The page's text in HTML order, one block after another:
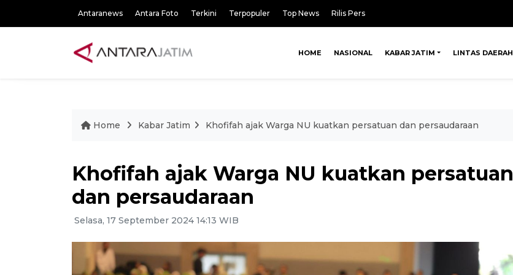
Antaranews Antara Foto Terkini Terpopuler Top News Rilis Pers
HOME NASIONAL KABAR JATIM LINTAS DAERAH
Home Kabar Jatim Khofifah ajak Warga NU kuatkan persatuan dan persaudaraan
Khofifah ajak Warga NU kuatkan persatuan
dan persaudaraan
Selasa, 17 September 2024 14:13 WIB